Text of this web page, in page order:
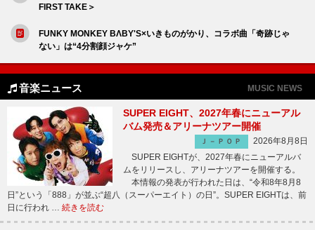
FIRST TAKE＞
FUNKY MONKEY BΛBY'S×いきものがかり、コラボ曲「奇跡じゃ
ない」は“4分割顔ジャケ”
音楽ニュース MUSIC NEWS
SUPER EIGHT、2027年春にニューアル
バム発売＆アリーナツアー開催
Ｊ－ＰＯＰ
2026年8月8日
SUPER EIGHTが、2027年春にニューアルバ
ムをリリースし、アリーナツアーを開催する。
本情報の発表が行われた日は、“令和8年8月8
日”という「888」が並ぶ“超八（スーパーエイト）の日”。SUPER EIGHTは、前
日に行われ … 続きを読む